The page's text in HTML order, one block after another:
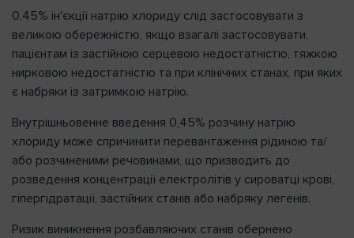
0,45% ін'єкції натрію хлориду слід застосовувати з
великою обережністю, якщо взагалі застосовувати,
пацієнтам із застійною серцевою недостатністю, тяжкою
нирковою недостатністю та при клінічних станах, при яких
є набряки із затримкою натрію.
Внутрішньовенне введення 0,45% розчину натрію
хлориду може спричинити перевантаження рідиною та/
або розчиненими речовинами, що призводить до
розведення концентрації електролітів у сироватці крові,
гіпергідратації, застійних станів або набряку легенів.
Ризик виникнення розбавляючих станів обернено